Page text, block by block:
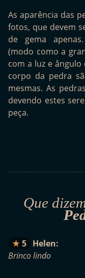
As aparência das
fotos, que devem
de gema
(modo como a
com a luz e
corpo da pedra
mesmas. As
devendo estes
peça.
Que
5
Helen:
Brinco lindo